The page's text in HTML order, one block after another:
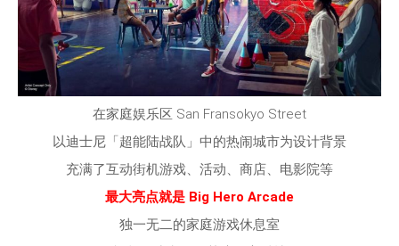
在家庭娱乐区 San Fransokyo Street
以迪士尼「超能陆战队」中的热闹城市为设计背景
充满了互动街机游戏、活动、商店、电影院等
最大亮点就是 Big Hero Arcade
独一无二的家庭游戏休息室